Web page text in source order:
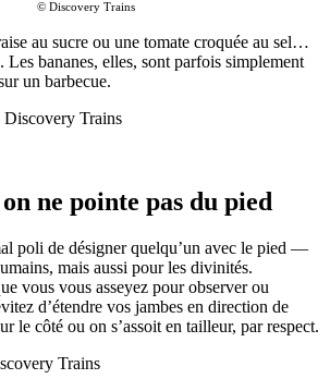
© Discovery Trains
au sucre ou une tomate croquée au sel…
Les bananes, elles, sont parfois simplement
un barbecue.
ne pointe pas du pied
poli de désigner quelqu’un avec le pied —
mais aussi pour les divinités.
vous vous asseyez pour observer ou
d’étendre vos jambes en direction de
le côté ou on s’assoit en tailleur, par respect.